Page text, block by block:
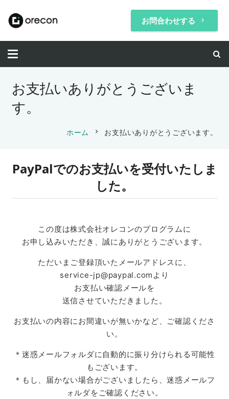
お問合わせする keyboard_arrow_right
お支払いありがとうございま
す。
ホーム chevron_right お支払いありがとうございます。
PayPalでのお支払いを受付いたしま
した。
この度は株式会社オレコンのプログラムに
お申し込みいただき、誠にありがとうございます。
ただいまご登録頂いたメールアドレスに、
service-jp@paypal.comより
お支払い確認メールを
送信させていただきました。
お支払いの内容にお間違いが無いかなど、ご確認くださ
い。
＊迷惑メールフォルダに自動的に振り分けられる可能性
もございます。
＊もし、届かない場合がございましたら、迷惑メールフ
ォルダをご確認ください。